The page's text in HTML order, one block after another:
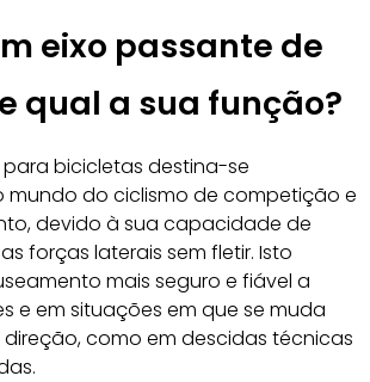
eixo passante de
qual a sua função?
bicicletas destina-se
mundo do ciclismo de competição e
devido à sua capacidade de
forças laterais sem fletir. Isto
mais seguro e fiável a
e em situações em que se muda
como em descidas técnicas